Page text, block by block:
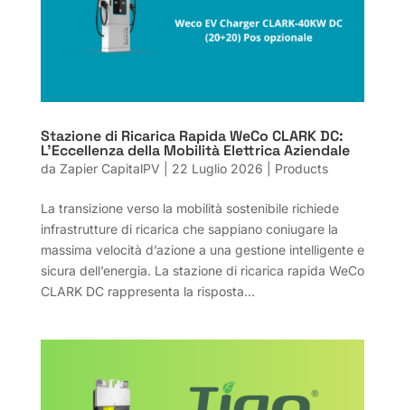
Stazione di Ricarica Rapida WeCo CLARK DC:
L’Eccellenza della Mobilità Elettrica Aziendale
da Zapier CapitalPV 22 Luglio 2026 Products
La transizione verso la mobilità sostenibile richiede
infrastrutture di ricarica che sappiano coniugare la
massima velocità d’azione a una gestione intelligente e
sicura dell’energia. La stazione di ricarica rapida WeCo
CLARK DC rappresenta la risposta...